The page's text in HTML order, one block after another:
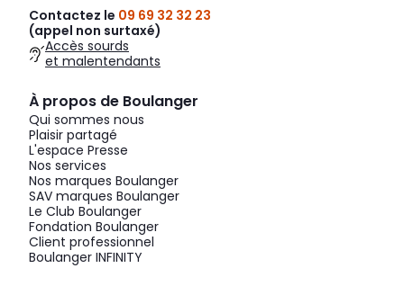
Contactez le 09 69 32 32 23
(appel non surtaxé)
Accès sourds
et malentendants
À propos de Boulanger
Qui sommes nous
Plaisir partagé
L'espace Presse
Nos services
Nos marques Boulanger
SAV marques Boulanger
Le Club Boulanger
Fondation Boulanger
Client professionnel
Boulanger INFINITY